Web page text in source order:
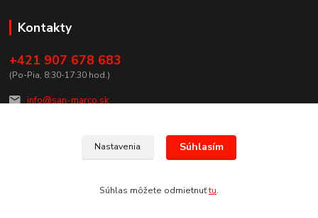
Kontakty
+421 907 678 683
(Po-Pia, 8:30-17:30 hod.)
info@san-marco.sk
Nastavenia Súhlasím
Súhlas môžete odmietnuťtu.